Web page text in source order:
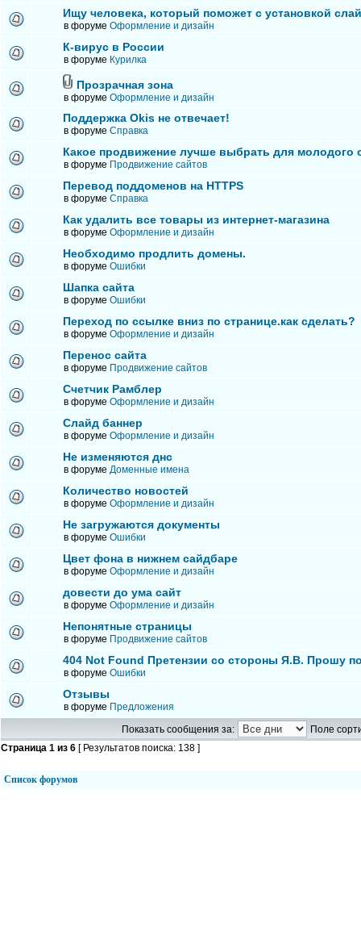
Ищу человека, который поможет с установкой
в форуме Оформление и дизайн
К-вирус в России
в форуме Курилка
Прозрачная зона
в форуме Оформление и дизайн
Поддержка Okis не отвечает!
в форуме Справка
Какое продвижение лучше выбрать для молодого
в форуме Продвижение сайтов
Перевод поддоменов на HTTPS
в форуме Справка
Как удалить все товары из интернет-магазина
в форуме Оформление и дизайн
Необходимо продлить домены.
в форуме Ошибки
Шапка сайта
в форуме Ошибки
Переход по ссылке вниз по странице.как сделать?
в форуме Оформление и дизайн
Перенос сайта
в форуме Продвижение сайтов
Счетчик Рамблер
в форуме Оформление и дизайн
Слайд баннер
в форуме Оформление и дизайн
Не изменяются днс
в форуме Доменные имена
Количество новостей
в форуме Оформление и дизайн
Не загружаются документы
в форуме Ошибки
Цвет фона в нижнем сайдбаре
в форуме Оформление и дизайн
довести до ума сайт
в форуме Оформление и дизайн
Непонятные страницы
в форуме Продвижение сайтов
404 Not Found Претензии со стороны Я.В. Прошу
в форуме Ошибки
Отзывы
в форуме Предложения
Показать сообщения за:
Поле
Страница 1 из 6 [ Результатов поиска: 138 ]
Список форумов